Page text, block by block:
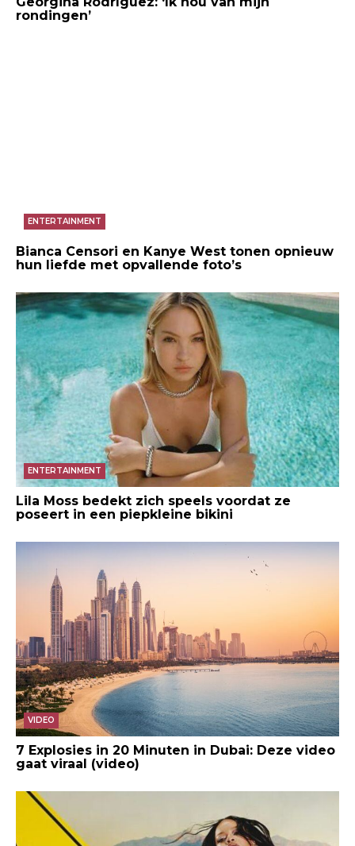
rondingen’
ENTERTAINMENT
Bianca Censori en Kanye West tonen opnieuw
hun liefde met opvallende foto’s
ENTERTAINMENT
Lila Moss bedekt zich speels voordat ze
poseert in een piepkleine bikini
VIDEO
7 Explosies in 20 Minuten in Dubai: Deze video
gaat viraal (video)